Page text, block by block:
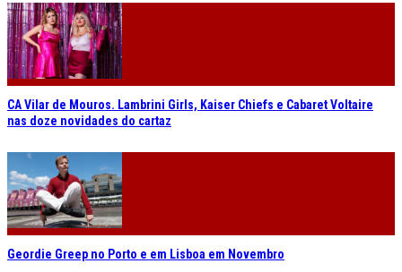
CA Vilar de Mouros. Lambrini Girls, Kaiser Chiefs e Cabaret Voltaire
nas doze novidades do cartaz
Geordie Greep no Porto e em Lisboa em Novembro